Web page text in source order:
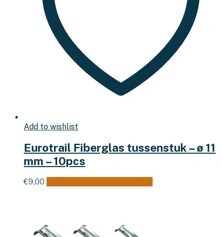
Add to wishlist
Eurotrail Fiberglas tussenstuk – ø 11
mm – 10pcs
€9,00